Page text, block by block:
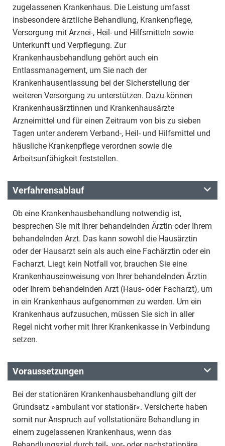
zugelassenen Krankenhaus. Die Leistung umfasst
insbesondere ärztliche Behandlung, Krankenpflege,
Versorgung mit Arznei-, Heil- und Hilfsmitteln sowie
Unterkunft und Verpflegung. Zur
Krankenhausbehandlung gehört auch ein
Entlassmanagement, um Sie nach der
Krankenhausentlassung bei der Sicherstellung der
weiteren Versorgung zu unterstützen. Dazu können
Krankenhausärztinnen und Krankenhausärzte
Arzneimittel und für einen Zeitraum von bis zu sieben
Tagen unter anderem Verband-, Heil- und Hilfsmittel und
häusliche Krankenpflege verordnen sowie die
Arbeitsunfähigkeit feststellen.
Verfahrensablauf
Ob eine Krankenhausbehandlung notwendig ist,
besprechen Sie mit Ihrer behandelnden Ärztin oder Ihrem
behandelnden Arzt. Das kann sowohl die Hausärztin
oder der Hausarzt sein als auch eine Fachärztin oder ein
Facharzt. Liegt kein Notfall vor, brauchen Sie eine
Krankenhauseinweisung von Ihrer behandelnden Ärztin
oder Ihrem behandelnden Arzt (Haus- oder Facharzt), um
in ein Krankenhaus aufgenommen zu werden. Um ein
Krankenhaus aufzusuchen, müssen Sie sich in aller
Regel nicht vorher mit Ihrer Krankenkasse in Verbindung
setzen.
Voraussetzungen
Bei der stationären Krankenhausbehandlung gilt der
Grundsatz »ambulant vor stationär«. Versicherte haben
somit nur Anspruch auf vollstationäre Behandlung in
einem zugelassenen Krankenhaus, wenn das